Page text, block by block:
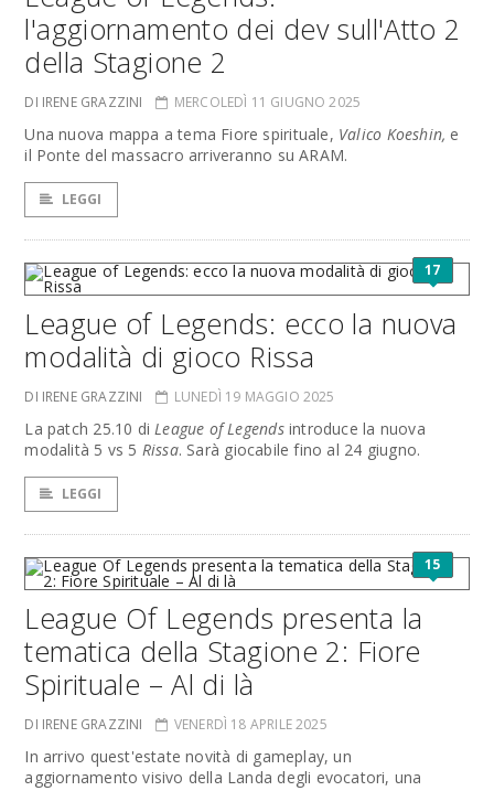
l'aggiornamento dei dev sull'Atto 2
della Stagione 2
DI IRENE GRAZZINI MERCOLEDÌ 11 GIUGNO 2025
Una nuova mappa a tema Fiore spirituale, Valico Koeshin, e
il Ponte del massacro arriveranno su ARAM.
LEGGI
17
League of Legends: ecco la nuova
modalità di gioco Rissa
DI IRENE GRAZZINI LUNEDÌ 19 MAGGIO 2025
La patch 25.10 diLeague of Legendsintroduce la nuova
modalità 5 vs 5 Rissa. Sarà giocabile fino al 24 giugno.
LEGGI
15
League Of Legends presenta la
tematica della Stagione 2: Fiore
Spirituale – Al di là
DI IRENE GRAZZINI VENERDÌ 18 APRILE 2025
In arrivo quest'estate novità di gameplay, un
aggiornamento visivo della Landa degli evocatori, una